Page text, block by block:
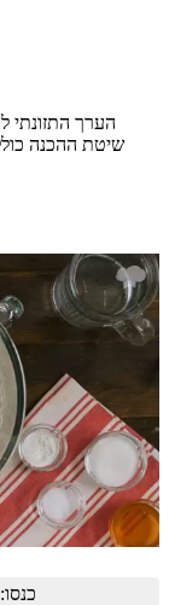
הערך התזונתי
שיטת ההכנה